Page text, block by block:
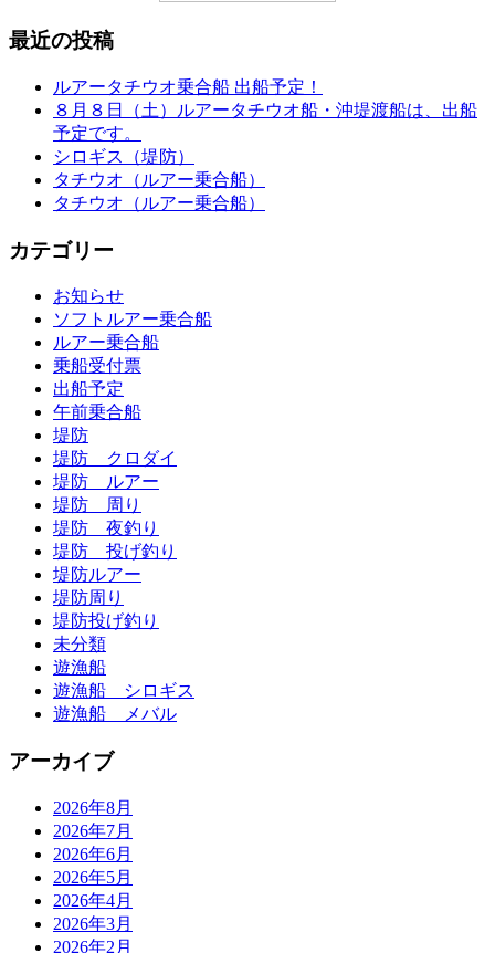
最近の投稿
ルアータチウオ乗合船 出船予定！
８月８日（土）ルアータチウオ船・沖堤渡船は、出船
予定です。
シロギス（堤防）
タチウオ（ルアー乗合船）
タチウオ（ルアー乗合船）
カテゴリー
お知らせ
ソフトルアー乗合船
ルアー乗合船
乗船受付票
出船予定
午前乗合船
堤防
堤防 クロダイ
堤防 ルアー
堤防 周り
堤防 夜釣り
堤防 投げ釣り
堤防ルアー
堤防周り
堤防投げ釣り
未分類
遊漁船
遊漁船 シロギス
遊漁船 メバル
アーカイブ
2026年8月
2026年7月
2026年6月
2026年5月
2026年4月
2026年3月
2026年2月